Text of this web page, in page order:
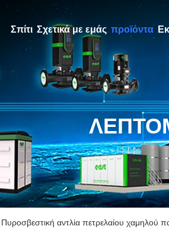
Σπίτι Σχετικά με εμάς προϊόντα
Πυροσβεστική αντλία πετρελαίου χαμηλού